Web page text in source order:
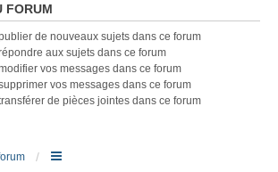
FORUM
de nouveaux sujets dans ce forum
aux sujets dans ce forum
vos messages dans ce forum
vos messages dans ce forum
de pièces jointes dans ce forum